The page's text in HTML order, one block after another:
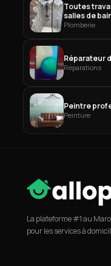
Toutes
salles de
Plomberie
Réparateur
Réparations
Peintre
Peinture
La plateforme #1 au
pour les services à